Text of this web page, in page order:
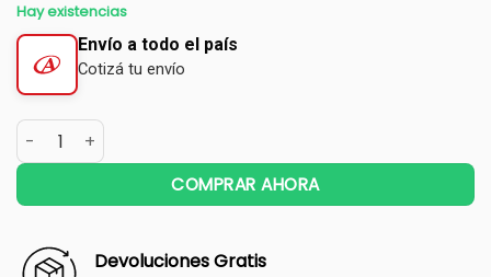
Hay existencias
Envío a todo el país
Cotizá tu envío
COMPRAR AHORA
Devoluciones Gratis